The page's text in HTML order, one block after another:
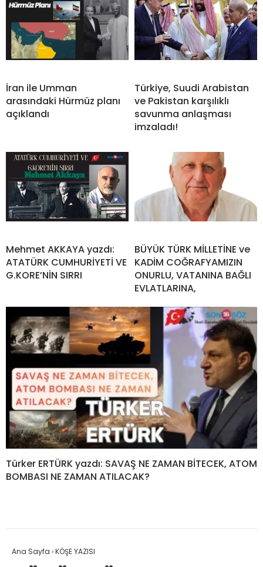
İran ile Umman
arasındaki Hürmüz planı
açıklandı
Türkiye, Suudi Arabistan
ve Pakistan karşılıklı
savunma anlaşması
imzaladı!
Mehmet AKKAYA yazdı:
ATATÜRK CUMHURİYETİ VE
G.KORE’NİN SIRRI
BÜYÜK TÜRK MİLLETİNE ve
KADİM COĞRAFYAMIZIN
ONURLU, VATANINA BAĞLI
EVLATLARINA,
Türker ERTÜRK yazdı: SAVAŞ NE ZAMAN BİTECEK, ATOM
BOMBASI NE ZAMAN ATILACAK?
Ana Sayfa ›KÖŞE YAZISI